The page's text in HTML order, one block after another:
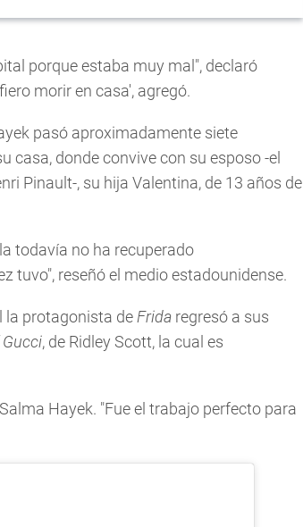
porque estaba muy mal", declaró
morir en casa', agregó.
pasó aproximadamente siete
casa, donde convive con su esposo -el
Pinault-, su hija Valentina, de 13 años de
todavía no ha recuperado
tuvo", reseñó el medio estadounidense.
la protagonista de Frida regresó a sus
, de Ridley Scott, la cual es
Hayek. "Fue el trabajo perfecto para